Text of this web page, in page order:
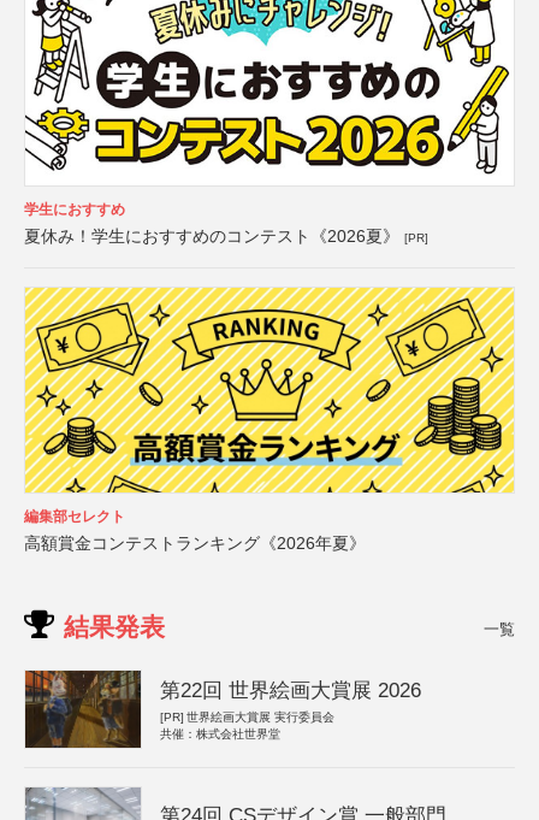
学生におすすめ
夏休み！学生におすすめのコンテスト《2026夏》 [PR]
編集部セレクト
高額賞金コンテストランキング《2026年夏》
結果発表 一覧
第22回 世界絵画大賞展 2026
[PR] 世界絵画大賞展 実行委員会
共催：株式会社世界堂